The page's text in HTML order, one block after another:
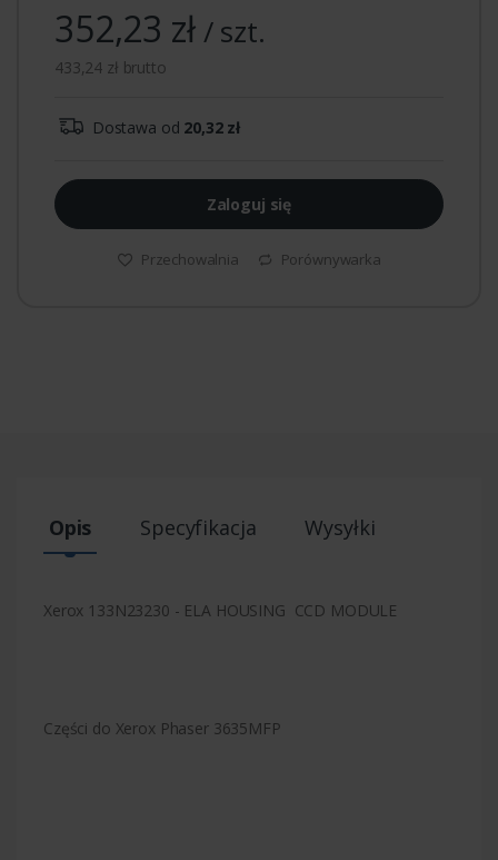
352,23 zł/ szt.
433,24 zł brutto
Dostawa od 20,32 zł
Zaloguj się
Przechowalnia Porównywarka
Opis Specyfikacja Wysyłki
Xerox 133N23230 - ELA HOUSING CCD MODULE
Części do Xerox Phaser 3635MFP